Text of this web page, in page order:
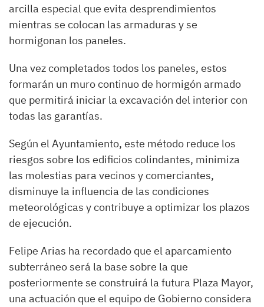
arcilla especial que evita desprendimientos
mientras se colocan las armaduras y se
hormigonan los paneles.
Una vez completados todos los paneles, estos
formarán un muro continuo de hormigón armado
que permitirá iniciar la excavación del interior con
todas las garantías.
Según el Ayuntamiento, este método reduce los
riesgos sobre los edificios colindantes, minimiza
las molestias para vecinos y comerciantes,
disminuye la influencia de las condiciones
meteorológicas y contribuye a optimizar los plazos
de ejecución.
Felipe Arias ha recordado que el aparcamiento
subterráneo será la base sobre la que
posteriormente se construirá la futura Plaza Mayor,
una actuación que el equipo de Gobierno considera